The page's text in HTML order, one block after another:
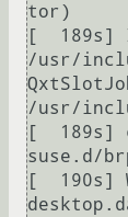
tor)
[  189s]
/usr/
/usr/
[  189s]
suse.d/
[  190s]